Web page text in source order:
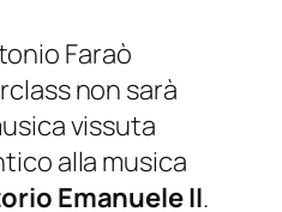
Faraò
non sarà
vissuta
alla musica
Emanuele II.